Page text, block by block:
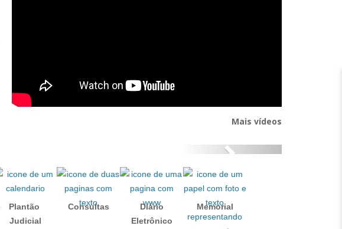
Mais vídeos
Ṕróximo
Plantão
Judicial
Consultas
Diário
Eletrônico
Memorial